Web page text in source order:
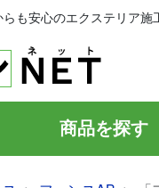
も安心のエクステリア施
商品を探す